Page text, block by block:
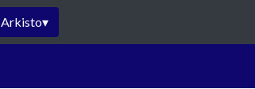
Arkisto▾